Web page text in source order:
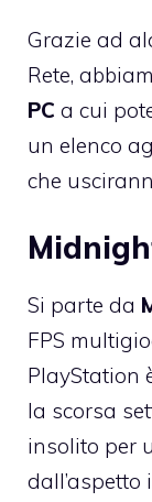
Grazie ad
Rete,
PC a cui
un elenco
che
Si parte da
FPS
PlayStation
la scorsa
insolito per